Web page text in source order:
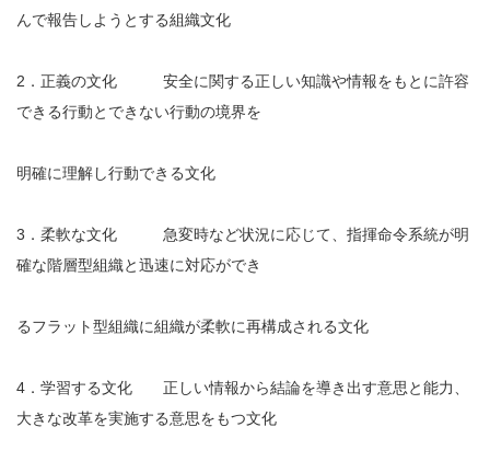
んで報告しようとする組織文化
2．正義の文化 安全に関する正しい知識や情報をもとに許容
できる行動とできない行動の境界を
明確に理解し行動できる文化
3．柔軟な文化 急変時など状況に応じて、指揮命令系統が明
確な階層型組織と迅速に対応ができ
るフラット型組織に組織が柔軟に再構成される文化
4．学習する文化 正しい情報から結論を導き出す意思と能力、
大きな改革を実施する意思をもつ文化